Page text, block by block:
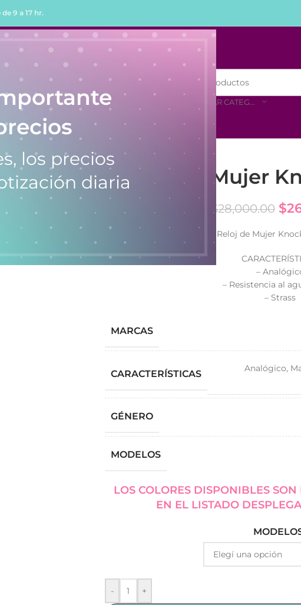
los precios
diaria
9 a 17 hr.
COMPRAR POR MENOR
SELECCIONAR CATEGORÍA
Reloj de Mujer
$28,000.00 $
Reloj de Mujer
–
– Resistencia al
– Strass
MARCAS
CARACTERÍSTICAS Analógico,
GÉNERO
MODELOS
LOS COLORES DISPONIBLES
EN EL LISTADO
- +